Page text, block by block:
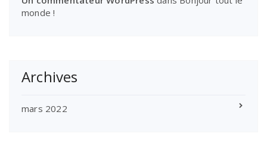
monde !
Archives
mars 2022